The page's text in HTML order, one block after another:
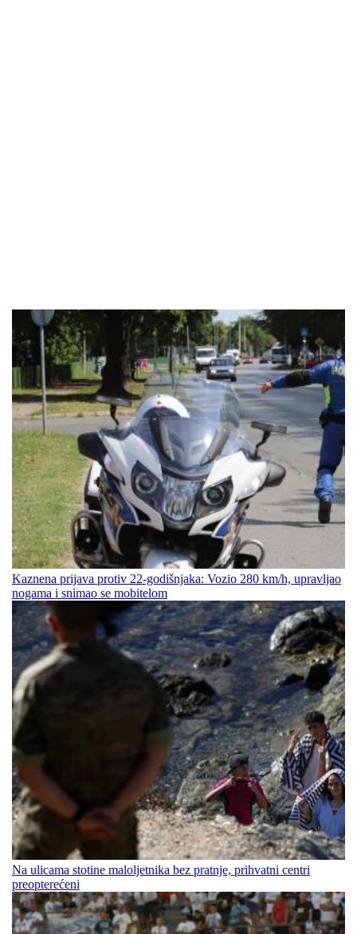
Kaznena prijava protiv 22-godišnjaka: Vozio 280 km/h, upravljao
nogama i snimao se mobitelom
Na ulicama stotine maloljetnika bez pratnje, prihvatni centri
preopterećeni